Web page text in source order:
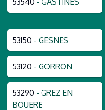
53540 - GASTINES
53150 - GESNES
53120 - GORRON
53290 - GREZ EN
BOUERE